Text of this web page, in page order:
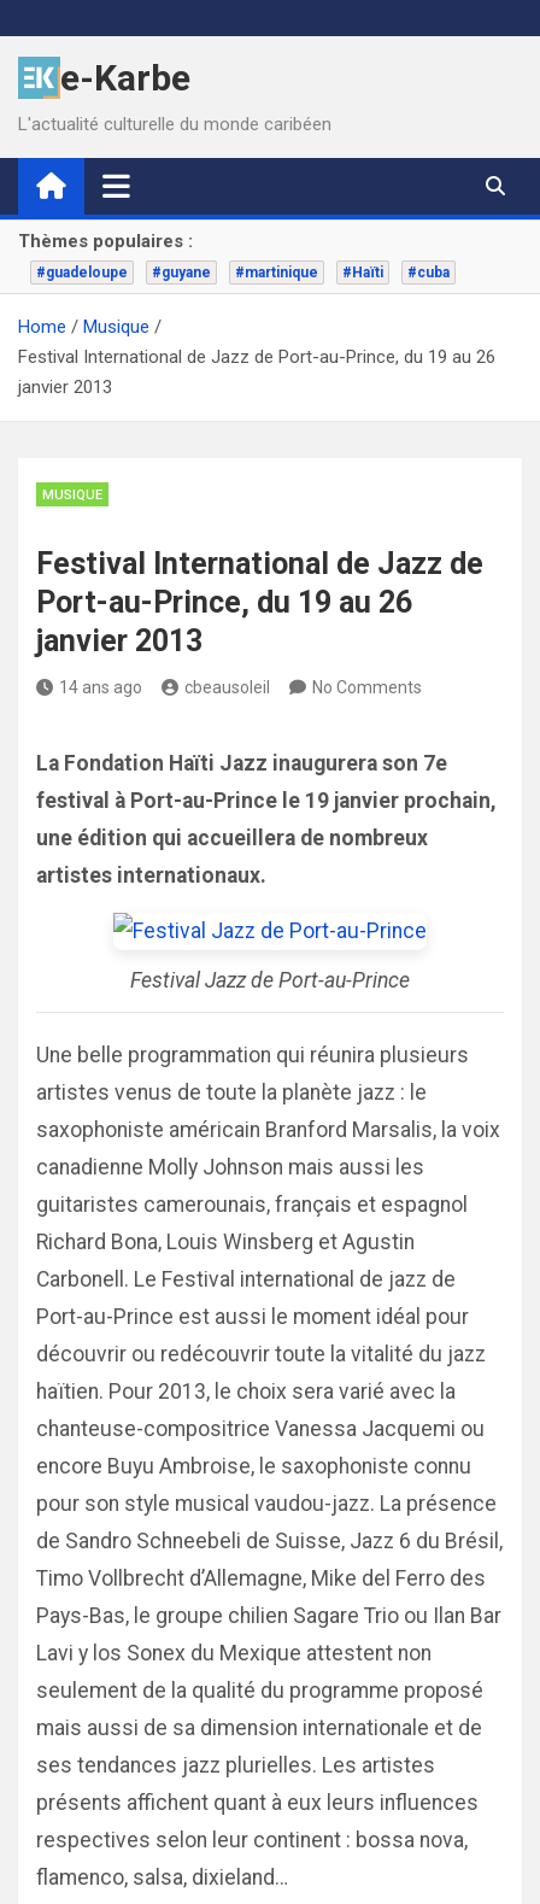
to
contente-Karbe
L'actualité culturelle du monde caribéen
Thèmes populaires :
#guadeloupe #guyane #martinique #Haïti #cuba
Home
Musique
Festival International de Jazz de Port-au-Prince, du 19 au 26
janvier 2013
MUSIQUE
Festival International de Jazz de
Port-au-Prince, du 19 au 26
janvier 2013
14 ans ago cbeausoleil No Comments
La Fondation Haïti Jazz inaugurera son 7e
festival à Port-au-Prince le 19 janvier prochain,
une édition qui accueillera de nombreux
artistes internationaux.
Festival Jazz de Port-au-Prince
Une belle programmation qui réunira plusieurs
artistes venus de toute la planète jazz : le
saxophoniste américain Branford Marsalis, la voix
canadienne Molly Johnson mais aussi les
guitaristes camerounais, français et espagnol
Richard Bona, Louis Winsberg et Agustin
Carbonell. Le Festival international de jazz de
Port-au-Prince est aussi le moment idéal pour
découvrir ou redécouvrir toute la vitalité du jazz
haïtien. Pour 2013, le choix sera varié avec la
chanteuse-compositrice Vanessa Jacquemi ou
encore Buyu Ambroise, le saxophoniste connu
pour son style musical vaudou-jazz. La présence
de Sandro Schneebeli de Suisse, Jazz 6 du Brésil,
Timo Vollbrecht d’Allemagne, Mike del Ferro des
Pays-Bas, le groupe chilien Sagare Trio ou Ilan Bar
Lavi y los Sonex du Mexique attestent non
seulement de la qualité du programme proposé
mais aussi de sa dimension internationale et de
ses tendances jazz plurielles. Les artistes
présents affichent quant à eux leurs influences
respectives selon leur continent : bossa nova,
flamenco, salsa, dixieland…